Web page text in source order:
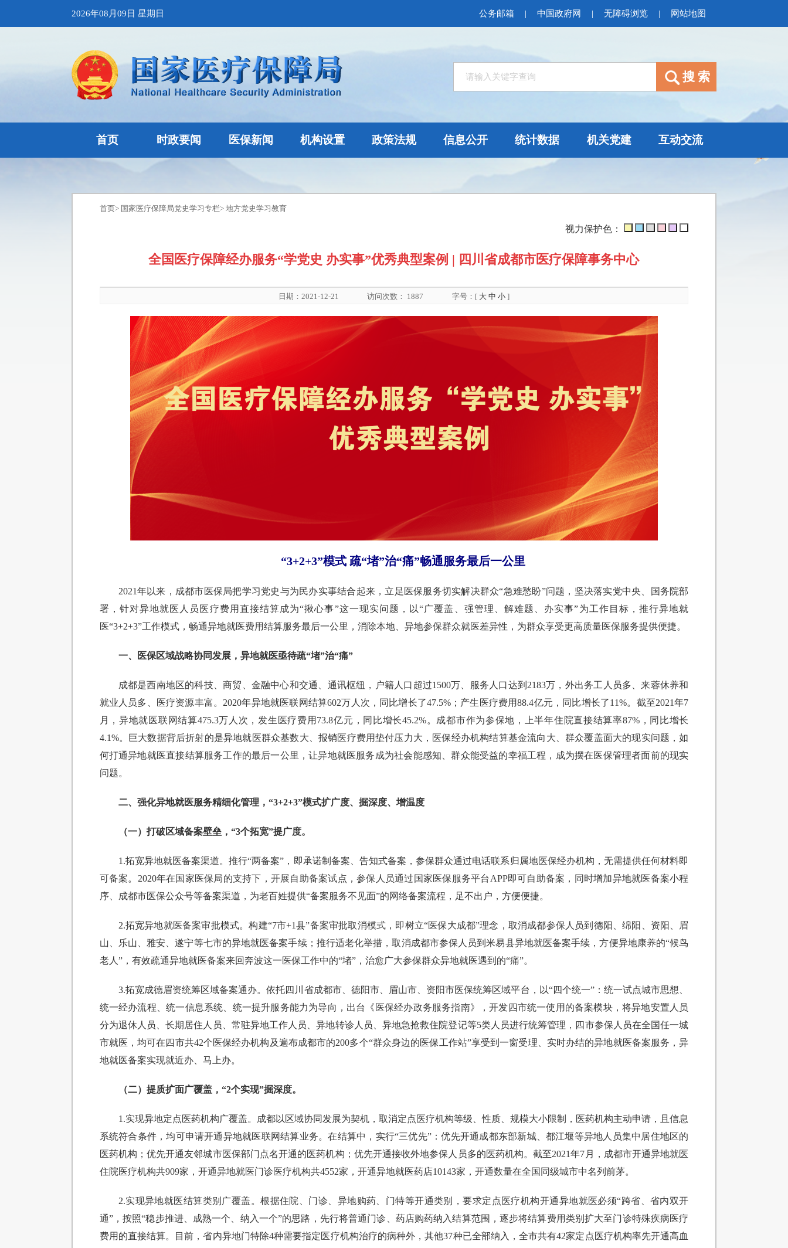
2026年08月09日 星期日 公务邮箱 | 中国政府网 | 无障碍浏览 | 网站地图
首页 时政要闻 医保新闻 机构设置 政策法规 信息公开 统计数据 机关党建 互动交流
首页> 国家医疗保障局党史学习专栏> 地方党史学习教育
视力保护色：
全国医疗保障经办服务“学党史 办实事”优秀典型案例 | 四川省成都市医疗保障事务中心
日期：2021-12-21 访问次数： 1887 字号：[ 大 中 小 ]
“3+2+3”模式 疏“堵”治“痛”畅通服务最后一公里
2021年以来，成都市医保局把学习党史与为民办实事结合起来，立足医保服务切实解决群众“急难愁盼”问题，坚决落实党中央、国务院部
署，针对异地就医人员医疗费用直接结算成为“揪心事”这一现实问题，以“广覆盖、强管理、解难题、办实事”为工作目标，推行异地就
医“3+2+3”工作模式，畅通异地就医费用结算服务最后一公里，消除本地、异地参保群众就医差异性，为群众享受更高质量医保服务提供便捷。
一、医保区域战略协同发展，异地就医亟待疏“堵”治“痛”
成都是西南地区的科技、商贸、金融中心和交通、通讯枢纽，户籍人口超过1500万、服务人口达到2183万，外出务工人员多、来蓉休养和
就业人员多、医疗资源丰富。2020年异地就医联网结算602万人次，同比增长了47.5%；产生医疗费用88.4亿元，同比增长了11%。截至2021年7
月，异地就医联网结算475.3万人次，发生医疗费用73.8亿元，同比增长45.2%。成都市作为参保地，上半年住院直接结算率87%，同比增长
4.1%。巨大数据背后折射的是异地就医群众基数大、报销医疗费用垫付压力大，医保经办机构结算基金流向大、群众覆盖面大的现实问题，如
何打通异地就医直接结算服务工作的最后一公里，让异地就医服务成为社会能感知、群众能受益的幸福工程，成为摆在医保管理者面前的现实
问题。
二、强化异地就医服务精细化管理，“3+2+3”模式扩广度、掘深度、增温度
（一）打破区域备案壁垒，“3个拓宽”提广度。
1.拓宽异地就医备案渠道。推行“两备案”，即承诺制备案、告知式备案，参保群众通过电话联系归属地医保经办机构，无需提供任何材料即
可备案。2020年在国家医保局的支持下，开展自助备案试点，参保人员通过国家医保服务平台APP即可自助备案，同时增加异地就医备案小程
序、成都市医保公众号等备案渠道，为老百姓提供“备案服务不见面”的网络备案流程，足不出户，方便便捷。
2.拓宽异地就医备案审批模式。构建“7市+1县”备案审批取消模式，即树立“医保大成都”理念，取消成都参保人员到德阳、绵阳、资阳、眉
山、乐山、雅安、遂宁等七市的异地就医备案手续；推行适老化举措，取消成都市参保人员到米易县异地就医备案手续，方便异地康养的“候鸟
老人”，有效疏通异地就医备案来回奔波这一医保工作中的“堵”，治愈广大参保群众异地就医遇到的“痛”。
3.拓宽成德眉资统筹区域备案通办。依托四川省成都市、德阳市、眉山市、资阳市医保统筹区域平台，以“四个统一”：统一试点城市思想、
统一经办流程、统一信息系统、统一提升服务能力为导向，出台《医保经办政务服务指南》，开发四市统一使用的备案模块，将异地安置人员
分为退休人员、长期居住人员、常驻异地工作人员、异地转诊人员、异地急抢救住院登记等5类人员进行统筹管理，四市参保人员在全国任一城
市就医，均可在四市共42个医保经办机构及遍布成都市的200多个“群众身边的医保工作站”享受到一窗受理、实时办结的异地就医备案服务，异
地就医备案实现就近办、马上办。
（二）提质扩面广覆盖，“2个实现”掘深度。
1.实现异地定点医药机构广覆盖。成都以区域协同发展为契机，取消定点医疗机构等级、性质、规模大小限制，医药机构主动申请，且信息
系统符合条件，均可申请开通异地就医联网结算业务。在结算中，实行“三优先”：优先开通成都东部新城、都江堰等异地人员集中居住地区的
医药机构；优先开通友邻城市医保部门点名开通的医药机构；优先开通接收外地参保人员多的医药机构。截至2021年7月，成都市开通异地就医
住院医疗机构共909家，开通异地就医门诊医疗机构共4552家，开通异地就医药店10143家，开通数量在全国同级城市中名列前茅。
2.实现异地就医结算类别广覆盖。根据住院、门诊、异地购药、门特等开通类别，要求定点医疗机构开通异地就医必须“跨省、省内双开
通”，按照“稳步推进、成熟一个、纳入一个”的思路，先行将普通门诊、药店购药纳入结算范围，逐步将结算费用类别扩大至门诊特殊疾病医疗
费用的直接结算。目前，省内异地门特除4种需要指定医疗机构治疗的病种外，其他37种已全部纳入，全市共有42家定点医疗机构率先开通高血